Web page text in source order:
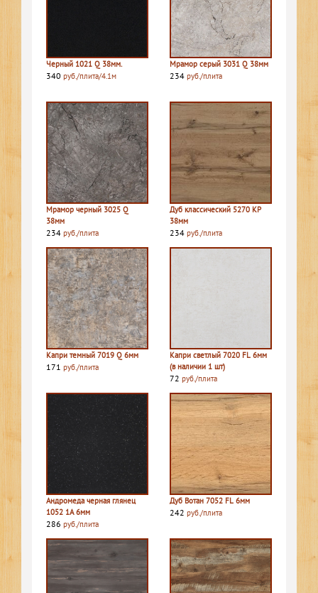
Черный 1021 Q 38мм.
340 руб./плита/4.1м
Мрамор серый 3031 Q 38мм
234 руб./плита
Мрамор черный 3025 Q
38мм
234 руб./плита
Дуб классический 5270 КР
38мм
234 руб./плита
Капри темный 7019 Q 6мм
171 руб./плита
Капри светлый 7020 FL 6мм
(в наличии 1 шт)
72 руб./плита
Андромеда черная глянец
1052 1A 6мм
286 руб./плита
Дуб Вотан 7052 FL 6мм
242 руб./плита